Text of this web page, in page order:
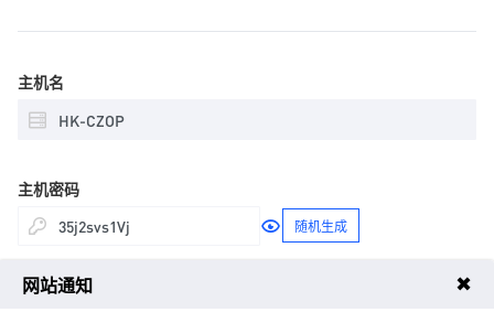
主机名
主机密码
随机生成
周期
网站通知 ✖